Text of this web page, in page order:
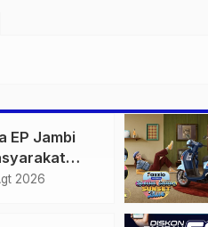
EP Jambi
di
2026